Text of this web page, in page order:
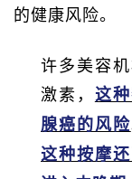
的健康风险。
许多美容
激素， 这
腺癌的风险
这种按摩